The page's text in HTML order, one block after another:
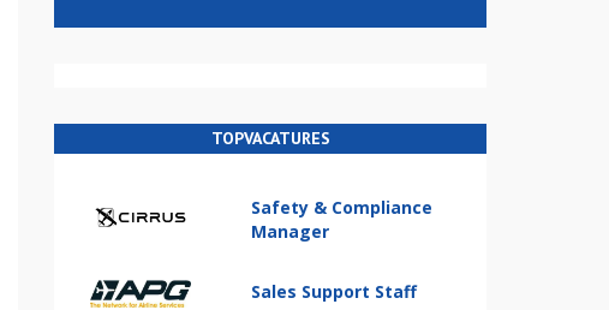
TOPVACATURES
Safety & Compliance
Manager
Sales Support Staff